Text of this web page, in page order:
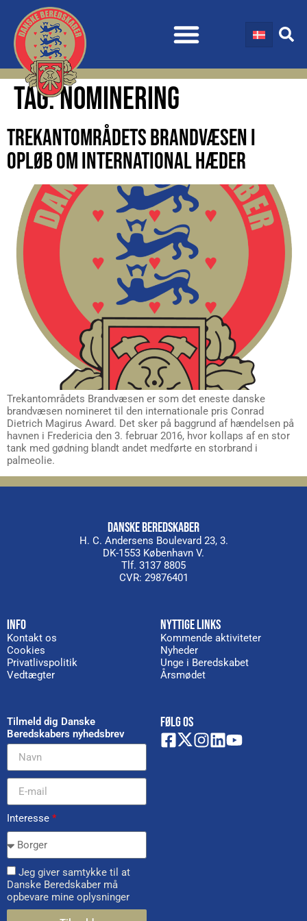
TAG:NOMINERING
TREKANTOMRÅDETS BRANDVÆSEN I
OPLØB OM INTERNATIONAL HÆDER
Trekantområdets Brandvæsen er som det eneste danske
brandvæsen nomineret til den internationale pris Conrad
Dietrich Magirus Award. Det sker på baggrund af hændelsen på
havnen i Fredericia den 3. februar 2016, hvor kollaps af en stor
tank med gødning blandt andet medførte en storbrand i
palmeolie.
DANSKE BEREDSKABER
H. C. Andersens Boulevard 23, 3.
DK-1553 København V.
Tlf. 3137 8805
CVR: 29876401
INFO
Kontakt os
Cookies
Privatlivspolitik
Vedtægter
NYTTIGE LINKS
Kommende aktiviteter
Nyheder
Unge i Beredskabet
Årsmødet
Tilmeld dig Danske
Beredskabers nyhedsbrev
Interesse *
Jeg giver samtykke til at
Danske Beredskaber må
opbevare mine oplysninger
FØLG OS